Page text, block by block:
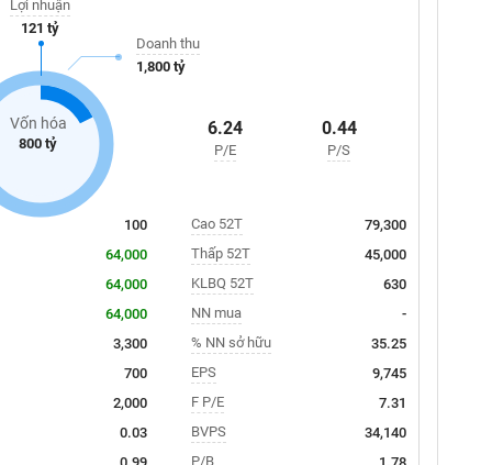
Vốn hóa
800 tỷ
Lợi nhuận
121 tỷ
Doanh thu
1,800 tỷ
6.24
P/E
0.44
P/S
100
64,000
64,000
64,000
3,300
700
2,000
0.03
0.99
Cao 52T
79,300
Thấp 52T
45,000
KLBQ 52T
630
NN mua
-
% NN sở hữu
35.25
EPS
9,745
F P/E
7.31
BVPS
34,140
P/B
1.78